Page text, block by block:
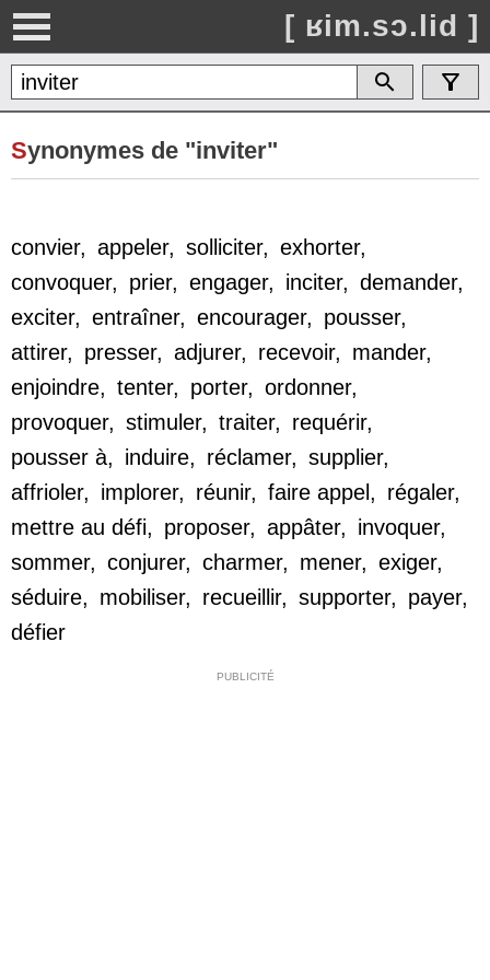
[ ʁim.sɔ.lid ]
Synonymes de "inviter"
convier, appeler, solliciter, exhorter,
convoquer, prier, engager, inciter, demander,
exciter, entraîner, encourager, pousser,
attirer, presser, adjurer, recevoir, mander,
enjoindre, tenter, porter, ordonner,
provoquer, stimuler, traiter, requérir,
pousser à, induire, réclamer, supplier,
affrioler, implorer, réunir, faire appel, régaler,
mettre au défi, proposer, appâter, invoquer,
sommer, conjurer, charmer, mener, exiger,
séduire, mobiliser, recueillir, supporter, payer,
défier
PUBLICITÉ